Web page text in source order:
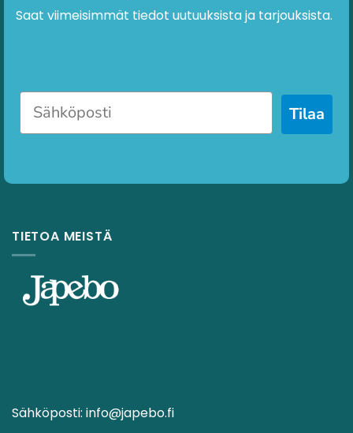
Saat viimeisimmät tiedot uutuuksista ja tarjouksista.
Tilaa
TIETOA MEISTÄ
Sähköposti: info@japebo.fi